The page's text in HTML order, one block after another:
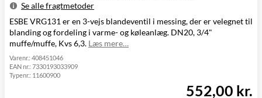
Se alle fragtmetoder
Metode
Pris
Leveres
GLS Pakkeshop
39,00 kr.
Onsdag d. 12/8
GLS
Hjemmelevering
GLS Erhverv
Direkte levering
ESBE VRG131 er en 3-vejs blandeventil i messing, der er velegnet til
blanding og fordeling i varme- og køleanlæg. DN20, 3/4"
muffe/muffe, Kvs 6,3. Læs mere…
Varenr.: 408451046
EAN nr.: 7330193033909
Typenr.: 11600900
552,00 kr.